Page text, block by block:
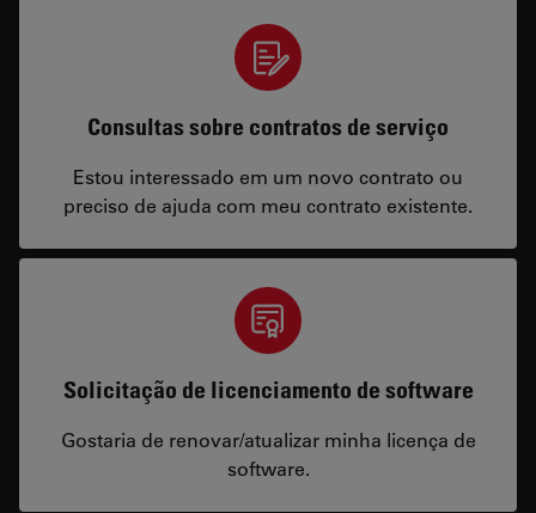
Consultas sobre contratos de serviço
Estou interessado em um novo contrato ou
preciso de ajuda com meu contrato existente.
Solicitação de licenciamento de software
Gostaria de renovar/atualizar minha licença de
software.